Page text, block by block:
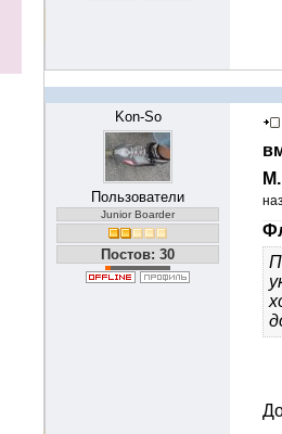
Kon-So
Пользователи
Junior Boarder
Постов: 30